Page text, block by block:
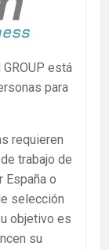
está
para
requieren
trabajo de
España o
selección
objetivo es
su